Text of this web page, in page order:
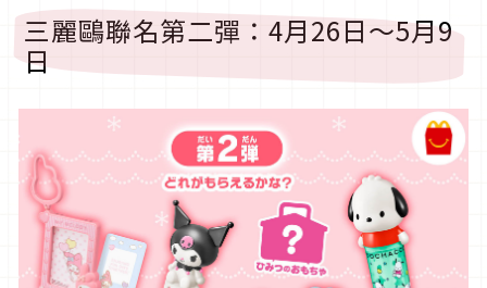
三麗鷗聯名第二彈：4月26日～5月9
日